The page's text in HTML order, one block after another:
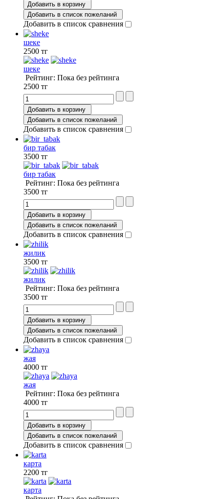
Добавить в корзину
Добавить в список пожеланий
Добавить в список сравнения
шеке
2500 тг
шеке
Рейтинг: Пока без рейтинга
2500 тг
Добавить в корзину
Добавить в список пожеланий
Добавить в список сравнения
бир табак
3500 тг
бир табак
Рейтинг: Пока без рейтинга
3500 тг
Добавить в корзину
Добавить в список пожеланий
Добавить в список сравнения
жилик
3500 тг
жилик
Рейтинг: Пока без рейтинга
3500 тг
Добавить в корзину
Добавить в список пожеланий
Добавить в список сравнения
жая
4000 тг
жая
Рейтинг: Пока без рейтинга
4000 тг
Добавить в корзину
Добавить в список пожеланий
Добавить в список сравнения
карта
2200 тг
карта